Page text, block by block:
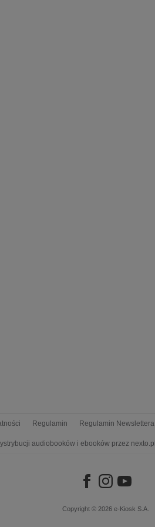
Regulamin Regulamin Newslettera
audiobooków i ebooków przez nexto.pl
Copyright © 2026 e-Kiosk S.A.